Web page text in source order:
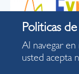
Al navegar
usted acepta